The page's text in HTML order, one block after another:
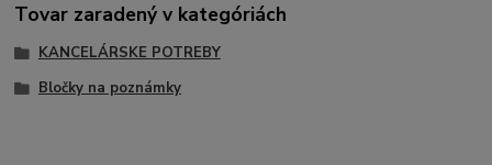
Tovar zaradený v kategóriách
KANCELÁRSKE POTREBY
Bločky na poznámky